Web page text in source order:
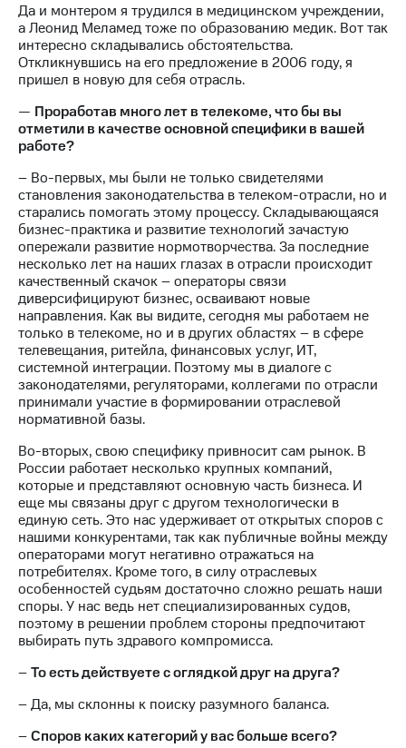
Да и монтером я трудился в медицинском учреждении,
а Леонид Меламед тоже по образованию медик. Вот так
интересно складывались обстоятельства.
Откликнувшись на его предложение в 2006 году, я
пришел в новую для себя отрасль.
— Проработав много лет в телекоме, что бы вы
отметили в качестве основной специфики в вашей
работе?
– Во-первых, мы были не только свидетелями
становления законодательства в телеком-отрасли, но и
старались помогать этому процессу. Складывающаяся
бизнес-практика и развитие технологий зачастую
опережали развитие нормотворчества. За последние
несколько лет на наших глазах в отрасли происходит
качественный скачок – операторы связи
диверсифицируют бизнес, осваивают новые
направления. Как вы видите, сегодня мы работаем не
только в телекоме, но и в других областях – в сфере
телевещания, ритейла, финансовых услуг, ИТ,
системной интеграции. Поэтому мы в диалоге с
законодателями, регуляторами, коллегами по отрасли
принимали участие в формировании отраслевой
нормативной базы.
Во-вторых, свою специфику привносит сам рынок. В
России работает несколько крупных компаний,
которые и представляют основную часть бизнеса. И
еще мы связаны друг с другом технологически в
единую сеть. Это нас удерживает от открытых споров с
нашими конкурентами, так как публичные войны между
операторами могут негативно отражаться на
потребителях. Кроме того, в силу отраслевых
особенностей судьям достаточно сложно решать наши
споры. У нас ведь нет специализированных судов,
поэтому в решении проблем стороны предпочитают
выбирать путь здравого компромисса.
–То есть действуете с оглядкой друг на друга?
– Да, мы склонны к поиску разумного баланса.
–Споров каких категорий у вас больше всего?